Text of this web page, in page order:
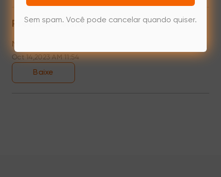
Previous versions
Mac10.10
Oct 14,2023 AM 11:54
Baixe
Sem spam. Você pode cancelar quando quiser.